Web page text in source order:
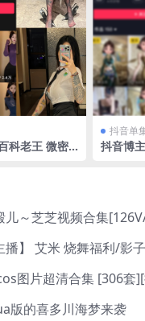
科老王 微密
抖音单
抖音博
儿～芝芝视频合集
图片超清合集 [306套
版的喜多川海梦来袭